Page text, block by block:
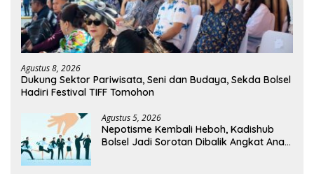
Agustus 8, 2026
Dukung Sektor Pariwisata, Seni dan Budaya, Sekda Bolsel
Hadiri Festival TIFF Tomohon
Agustus 5, 2026
Nepotisme Kembali Heboh, Kadishub
Bolsel Jadi Sorotan Dibalik Angkat Anak